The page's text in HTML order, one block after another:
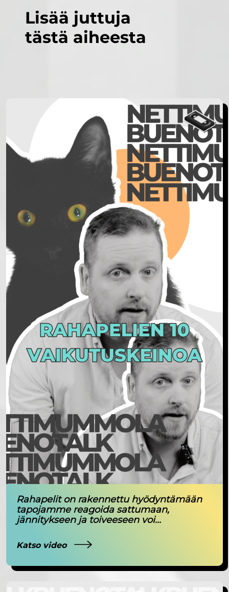
Lisää juttuja
tästä aiheesta
Rahapelit on rakennettu hyödyntämään
tapojamme reagoida sattumaan,
jännitykseen ja toiveeseen voi...
Katso video